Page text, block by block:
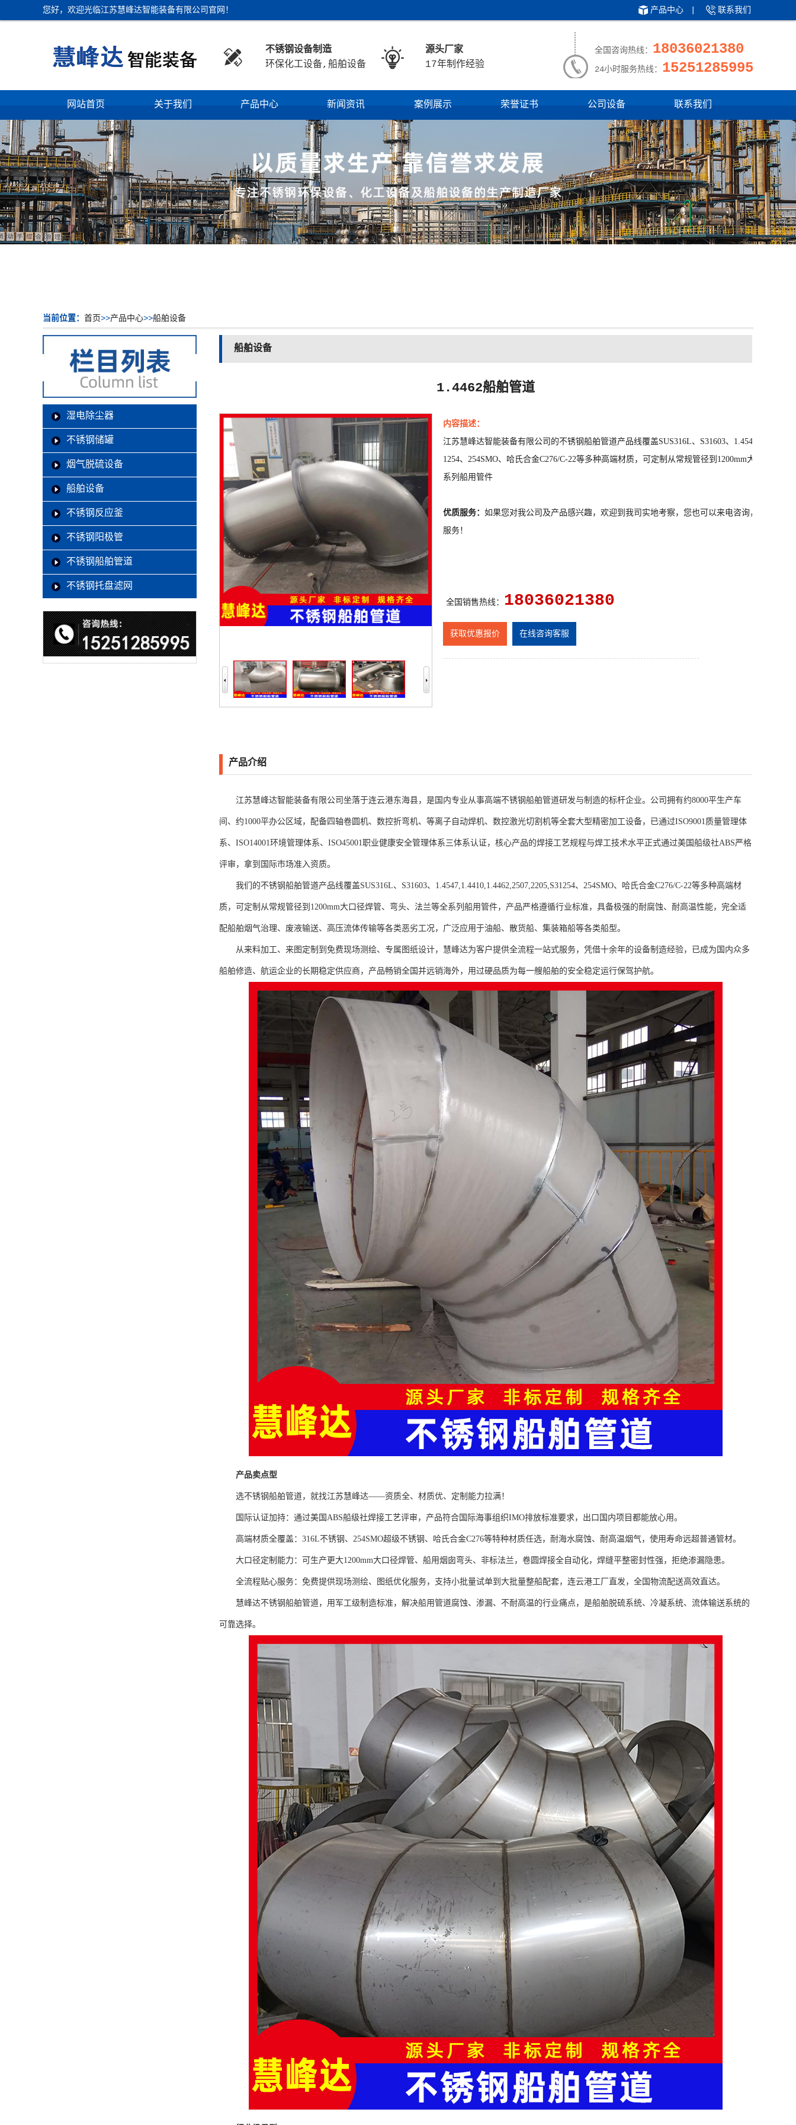
您好，欢迎光临江苏慧峰达智能装备有限公司官网！ 产品中心 联系我们

不锈钢设备制造
环保化工设备,船舶设备

源头厂家
17年制作经验
全国咨询热线： 18036021380
24小时服务热线： 15251285995
网站首页 关于我们 产品中心 新闻资讯 案例展示 荣誉证书 公司设备 联系我们
当前位置： 首页>>产品中心>>船舶设备
湿电除尘器
不锈钢储罐
烟气脱硫设备
船舶设备
不锈钢反应釜
不锈钢阳极管
不锈钢船舶管道
不锈钢托盘滤网
船舶设备
1.4462船舶管道
内容描述：
江苏慧峰达智能装备有限公司 的不锈钢船舶管道产品线覆盖SUS316L、S31603、
1254、 254SMO、哈氏合金C276/C-22等多种高端材质，可定制从常规管径到1200mm大口径焊管
系列船用管件
优质服务： 如果您对我公司及产品感兴趣，欢迎到我司实地考察，您也可以来电咨询，我们将竭
服务！
全国销售热线： 18036021380
获取优惠报价 在线咨询客服
产品介绍
江苏慧峰达智能装备有限公司坐落于连云港东海县，是国内专业从事高端不锈钢船舶管道研发与制造的标杆企业。公司拥有约8000平生产车
间、约1000平办公区域，配备四轴卷圆机、数控折弯机、等离子自动焊机、数控激光切割机等全套大型精密加工设备，已通过ISO9001质量管理体
系、ISO14001环境管理体系、ISO45001职业健康安全管理体系三体系认证，核心产品的焊接工艺规程与焊工技术水平正式通过美国船级社ABS严格
评审，拿到国际市场准入资质。
我们的不锈钢船舶管道产品线覆盖SUS316L、S31603、1.4547,1.4410,1.4462,2507,2205,S31254、254SMO、哈氏合金C276/C-22等多种高端材
质，可定制从常规管径到1200mm大口径焊管、弯头、法兰等全系列船用管件，产品严格遵循行业标准，具备极强的耐腐蚀、耐高温性能，完全适
配船舶烟气治理、废液输送、高压流体传输等各类恶劣工况，广泛应用于油船、散货船、集装箱船等各类船型。
从来料加工、来图定制到免费现场测绘、专属图纸设计，慧峰达为客户提供全流程一站式服务，凭借十余年的设备制造经验，已成为国内众多
船舶修造、航运企业的长期稳定供应商，产品畅销全国并远销海外，用过硬品质为每一艘船舶的安全稳定运行保驾护航。
产品卖点型
选不锈钢船舶管道，就找江苏慧峰达——资质全、材质优、定制能力拉满！
国际认证加持‌：通过美国ABS船级社焊接工艺评审，产品符合国际海事组织IMO排放标准要求，出口国内项目都能放心用。
高端材质全覆盖‌：316L不锈钢、254SMO超级不锈钢、哈氏合金C276等特种材质任选，耐海水腐蚀、耐高温烟气，使用寿命远超普通管材。
大口径定制能力‌：可生产更大1200mm大口径焊管、船用烟囱弯头、非标法兰，卷圆焊接全自动化，焊缝平整密封性强，拒绝渗漏隐患。
全流程贴心服务‌：免费提供现场测绘、图纸优化服务，支持小批量试单到大批量整船配套，连云港工厂直发，全国物流配送高效直达。
慧峰达不锈钢船舶管道，用军工级制造标准，解决船用管道腐蚀、渗漏、不耐高温的行业痛点，是船舶脱硫系统、冷凝系统、流体输送系统的
可靠选择。